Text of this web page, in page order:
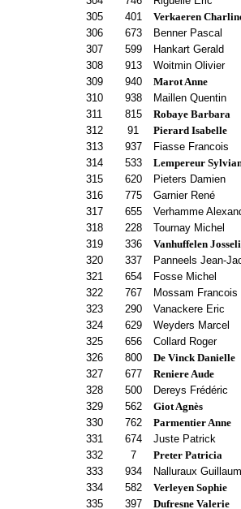
305
401
Verkaeren
306
673
Benner Pascal
307
599
Hankart Gerald
308
913
Woitmin Olivier
309
940
Marot Anne
310
938
Maillen Quentin
311
815
Robaye Barbara
312
91
Pierard Isabelle
313
937
Fiasse Francois
314
533
Lempereur
315
620
Pieters Damien
316
775
Garnier René
317
655
Verhamme
318
228
Tournay Michel
319
336
Vanhuffelen
320
337
Panneels Jean-
321
654
Fosse Michel
322
767
Mossam Francois
323
290
Vanackere Eric
324
629
Weyders Marcel
325
656
Collard Roger
326
800
De Vinck Danielle
327
677
Reniere Aude
328
500
Dereys Frédéric
329
562
Giot Agnès
330
762
Parmentier Anne
331
674
Juste Patrick
332
7
Preter Patricia
333
934
Nalluraux
334
582
Verleyen Sophie
335
397 Dufresne Valerie